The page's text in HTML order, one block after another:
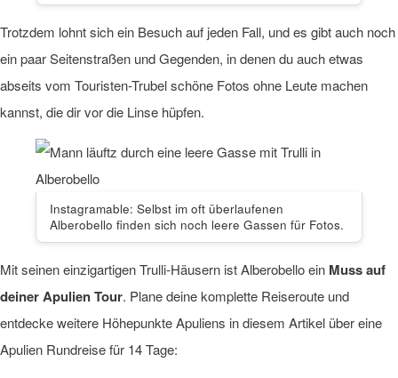
Trotzdem lohnt sich ein Besuch auf jeden Fall, und es gibt auch noch
ein paar Seitenstraßen und Gegenden, in denen du auch etwas
abseits vom Touristen-Trubel schöne Fotos ohne Leute machen
kannst, die dir vor die Linse hüpfen.
Instagramable: Selbst im oft überlaufenen
Alberobello finden sich noch leere Gassen für Fotos.
Mit seinen einzigartigen Trulli-Häusern ist Alberobello ein Muss auf
deiner Apulien Tour. Plane deine komplette Reiseroute und
entdecke weitere Höhepunkte Apuliens in diesem Artikel über eine
Apulien Rundreise für 14 Tage: